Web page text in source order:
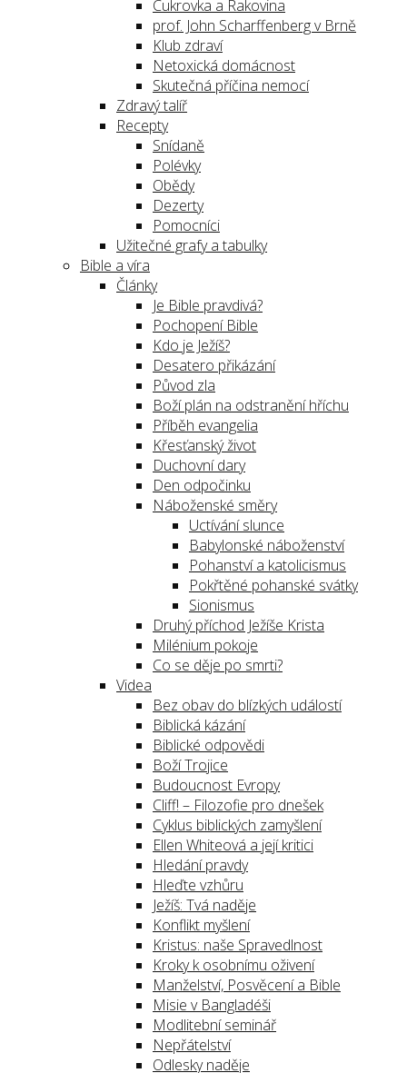
Cukrovka a Rakovina
prof. John Scharffenberg v Brně
Klub zdraví
Netoxická domácnost
Skutečná příčina nemocí
Zdravý talíř
Recepty
Snídaně
Polévky
Obědy
Dezerty
Pomocníci
Užitečné grafy a tabulky
Bible a víra
Články
Je Bible pravdivá?
Pochopení Bible
Kdo je Ježíš?
Desatero přikázání
Původ zla
Boží plán na odstranění hříchu
Příběh evangelia
Křesťanský život
Duchovní dary
Den odpočinku
Náboženské směry
Uctívání slunce
Babylonské náboženství
Pohanství a katolicismus
Pokřtěné pohanské svátky
Sionismus
Druhý příchod Ježíše Krista
Milénium pokoje
Co se děje po smrti?
Videa
Bez obav do blízkých událostí
Biblická kázání
Biblické odpovědi
Boží Trojice
Budoucnost Evropy
Cliff! – Filozofie pro dnešek
Cyklus biblických zamyšlení
Ellen Whiteová a její kritici
Hledání pravdy
Hleďte vzhůru
Ježíš: Tvá naděje
Konflikt myšlení
Kristus: naše Spravedlnost
Kroky k osobnímu oživení
Manželství, Posvěcení a Bible
Misie v Bangladéši
Modlitební seminář
Nepřátelství
Odlesky naděje